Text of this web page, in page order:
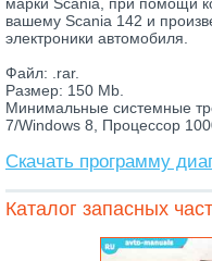
марки Scania, при помощи
вашему Scania 142 и
электроники автомобиля.
Файл: .rar.
Размер: 150 Mb.
Минимальные системные
7/Windows 8, Процессор
Скачать программу
Каталог запасных